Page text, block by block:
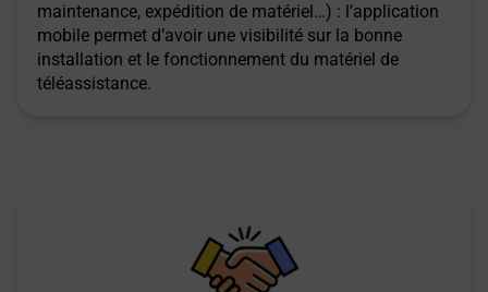
maintenance, expédition de matériel…) : l’application
mobile permet d’avoir une visibilité sur la bonne
installation et le fonctionnement du matériel de
téléassistance.